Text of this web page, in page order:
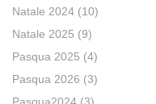
Natale 2024 (10)
Natale 2025 (9)
Pasqua 2025 (4)
Pasqua 2026 (3)